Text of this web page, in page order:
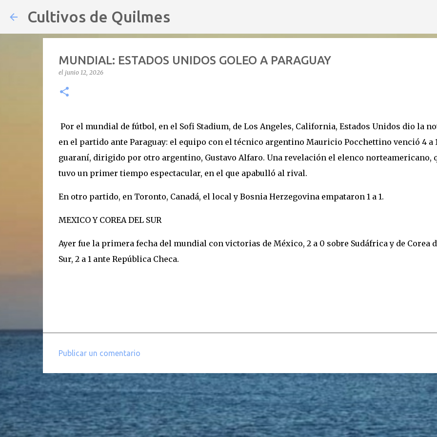
Cultivos de Quilmes
MUNDIAL: ESTADOS UNIDOS GOLEO A PARAGUAY
el junio 12, 2026
Por el mundial de fútbol, en el Sofi Stadium, de Los Angeles, California, Estados Unidos dio la
en el partido ante Paraguay: el equipo con el técnico argentino Mauricio Pocchettino venció 4 a
guaraní, dirigido por otro argentino, Gustavo Alfaro. Una revelación el elenco norteamericano,
tuvo un primer tiempo espectacular, en el que apabulló al rival.
En otro partido, en Toronto, Canadá, el local y Bosnia Herzegovina empataron 1 a 1.
MEXICO Y COREA DEL SUR
Ayer fue la primera fecha del mundial con victorias de México, 2 a 0 sobre Sudáfrica y de Corea
Sur, 2 a 1 ante República Checa.
o
m
e
n
t
Publicar un comentario